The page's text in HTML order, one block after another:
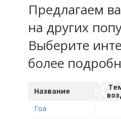
Предлагаем
на других
Выберите
более
Название
Гоа